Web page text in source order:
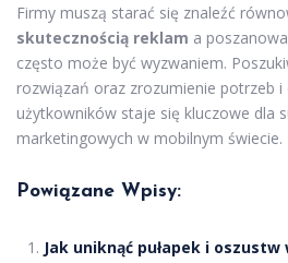
Firmy muszą starać się znaleźć
skutecznością reklam a
często może być wyzwaniem.
rozwiązań oraz zrozumienie potrzeb
użytkowników staje się kluczowe dla
marketingowych w mobilnym świecie.
Powiązane Wpisy:
Jak uniknąć pułapek i